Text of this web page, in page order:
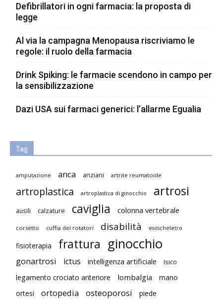
Defibrillatori in ogni farmacia: la proposta di
legge
Al via la campagna Menopausa riscriviamo le
regole: il ruolo della farmacia
Drink Spiking: le farmacie scendono in campo per
la sensibilizzazione
Dazi USA sui farmaci generici: l’allarme Egualia
Tag
amputazione anca anziani artrite reumatoide
artroplastica artroplastica di ginocchio artrosi
ausili calzature caviglia colonna vertebrale
corsetto cuffia dei rotatori disabilità esoscheletro
fisioterapia frattura ginocchio
gonartrosi ictus intelligenza artificiale Isico
legamento crociato anteriore lombalgia
mano
ortesi
ortopedia osteoporosi piede